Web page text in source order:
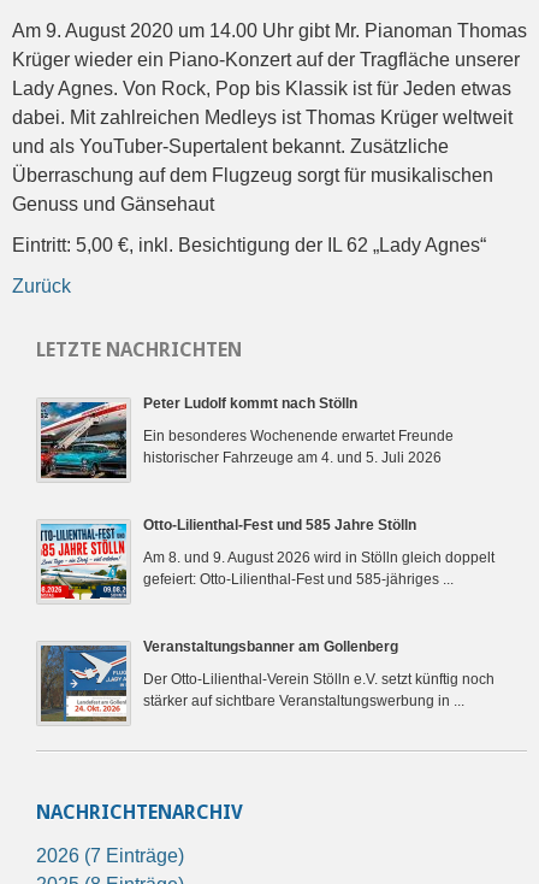
Am 9. August 2020 um 14.00 Uhr gibt Mr. Pianoman Thomas
Krüger wieder ein Piano-Konzert auf der Tragfläche unserer
Lady Agnes. Von Rock, Pop bis Klassik ist für Jeden etwas
dabei. Mit zahlreichen Medleys ist Thomas Krüger weltweit
und als YouTuber-Supertalent bekannt. Zusätzliche
Überraschung auf dem Flugzeug sorgt für musikalischen
Genuss und Gänsehaut
Eintritt: 5,00 €, inkl. Besichtigung der IL 62 „Lady Agnes“
Zurück
LETZTE NACHRICHTEN
Peter Ludolf kommt nach Stölln
Ein besonderes Wochenende erwartet Freunde
historischer Fahrzeuge am 4. und 5. Juli 2026
Otto-Lilienthal-Fest und 585 Jahre Stölln
Am 8. und 9. August 2026 wird in Stölln gleich doppelt
gefeiert: Otto-Lilienthal-Fest und 585-jähriges ...
Veranstaltungsbanner am Gollenberg
Der Otto-Lilienthal-Verein Stölln e.V. setzt künftig noch
stärker auf sichtbare Veranstaltungswerbung in ...
NACHRICHTENARCHIV
2026 (7 Einträge)